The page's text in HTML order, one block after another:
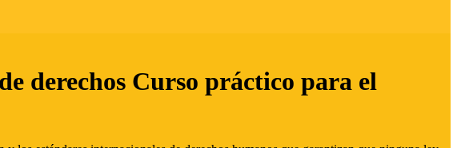
derechos Curso práctico para el